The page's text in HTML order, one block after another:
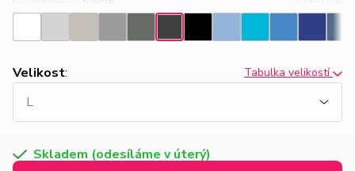
šedýšedášedýbřidlicegray
modrá
modrámodrá
Velikost: Tabulka velikostí
Skladem (odesíláme v úterý)